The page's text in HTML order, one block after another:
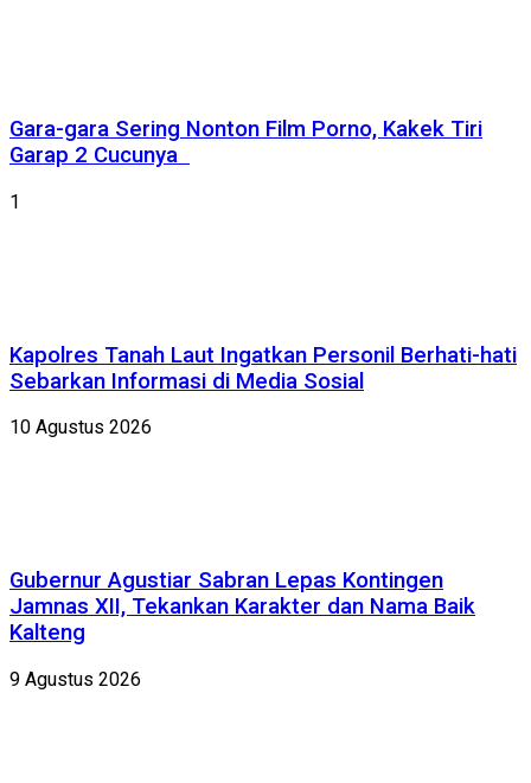
Gara-gara Sering Nonton Film Porno, Kakek Tiri
Garap 2 Cucunya
1
Kapolres Tanah Laut Ingatkan Personil Berhati-hati
Sebarkan Informasi di Media Sosial
10 Agustus 2026
Gubernur Agustiar Sabran Lepas Kontingen
Jamnas XII, Tekankan Karakter dan Nama Baik
Kalteng
9 Agustus 2026